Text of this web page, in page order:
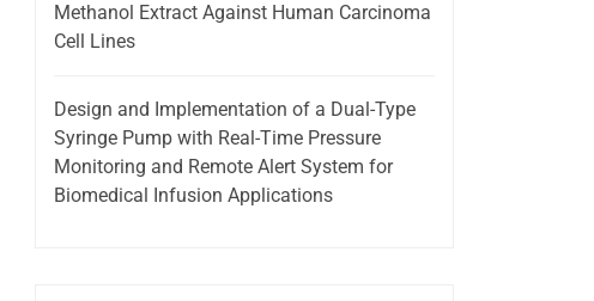
Methanol Extract Against Human Carcinoma
Cell Lines
Design and Implementation of a Dual-Type
Syringe Pump with Real-Time Pressure
Monitoring and Remote Alert System for
Biomedical Infusion Applications